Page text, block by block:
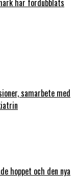
samarbete med
hoppet och den nya